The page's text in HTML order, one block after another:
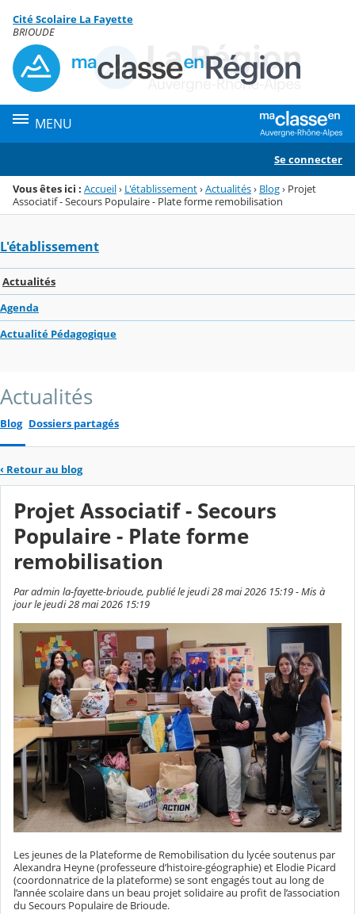
Menu de la rubrique
Contenu
Cité Scolaire La Fayette
BRIOUDE
MENU
Se connecter
Vous êtes ici : Accueil› L'établissement›Actualités› Blog› Projet
Associatif - Secours Populaire - Plate forme remobilisation
L'établissement
Actualités
Agenda
Actualité Pédagogique
Actualités
Blog Dossiers partagés
‹ Retour au blog
Projet Associatif - Secours
Populaire - Plate forme
remobilisation
Par admin la-fayette-brioude, publié le jeudi 28 mai 2026 15:19 - Mis à
jour le jeudi 28 mai 2026 15:19
Les jeunes de la Plateforme de Remobilisation du lycée soutenus par
Alexandra Heyne (professeure d’histoire-géographie) et Elodie Picard
(coordonnatrice de la plateforme) se sont engagés tout au long de
l’année scolaire dans un beau projet solidaire au profit de l’association
du Secours Populaire de Brioude.